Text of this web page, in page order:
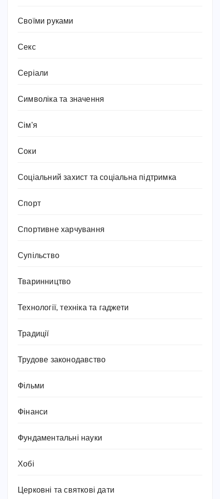
Своїми руками
Секс
Серіали
Символіка та значення
Сім'я
Соки
Соціальний захист та соціальна підтримка
Спорт
Спортивне харчування
Супільство
Тваринництво
Технології, техніка та гаджети
Традиції
Трудове законодавство
Фільми
Фінанси
Фундаментальні науки
Хобі
Церковні та святкові дати